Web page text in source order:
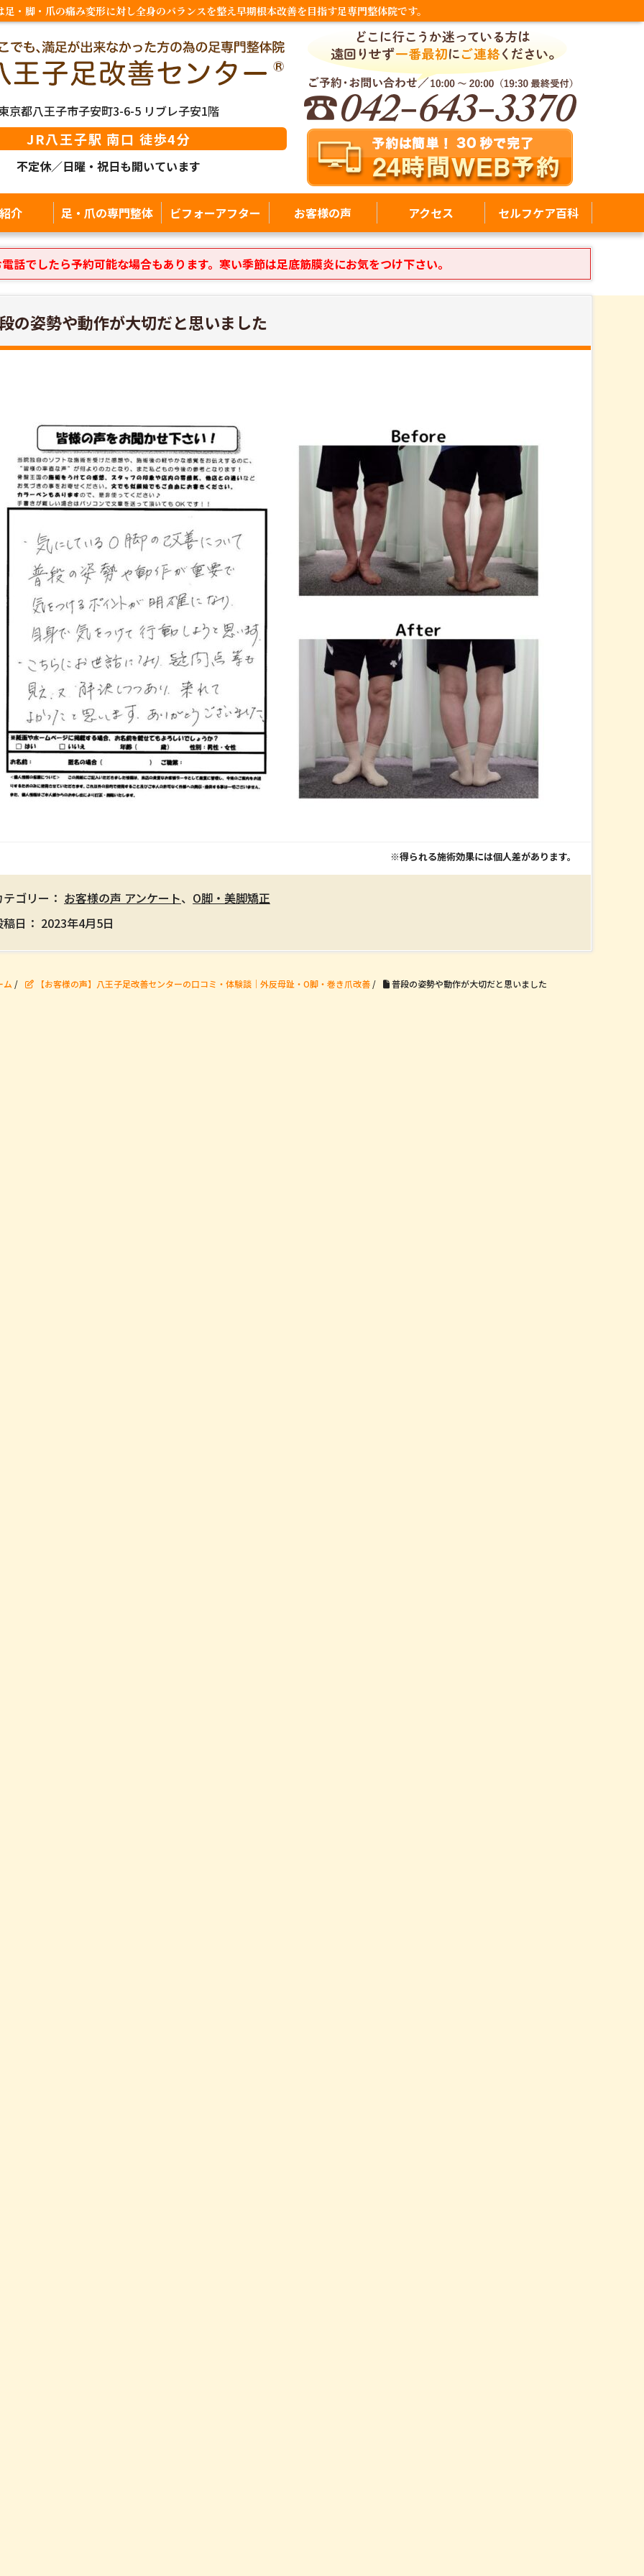
・脚・爪の痛み変形に対し全身のバランスを整え早期根本改善を目指す足専門整体院です。
京都八王子市子安町3-6-5 リブレ子安1階
JR八王子駅 南口 徒歩4分
不定休／日曜・祝日も開いています
介 足・爪の専門整体 ビフォーアフター お客様の声 アクセス セルフケア百科
話でしたら予約可能な場合もあります。寒い季節は足底筋膜炎にお気をつけ下さい。
の姿勢や動作が大切だと思いました
※得られる施術効果には個人差があります。
ゴリー： お客様の声 アンケート、 O脚・美脚矯正
日： 2023年4月5日
ム / 【お客様の声】八王子足改善センターの口コミ・体験談｜外反母趾・O脚・巻き爪改善 / 普段の姿勢や動作が大切だと思いました